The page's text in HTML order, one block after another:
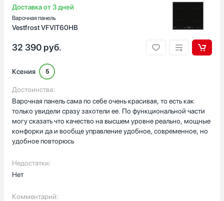
4
5
2
Показать все
4
5
6
Показать все
Ширина встраивания, см
Доставка от 3 дней
Варочная панель
Vestfrost VFVIT60HB
32 390 руб.
Ксения 5
Достоинства:
Варочная панель сама по себе очень красивая, то есть как
только увидели сразу захотели ее. По функциональной части
могу сказать что качество на высшем уровне реально, мощные
конфорки да и вообще управление удобное, современное, но
удобное повторюсь
Недостатки:
Нет
Комментарий: